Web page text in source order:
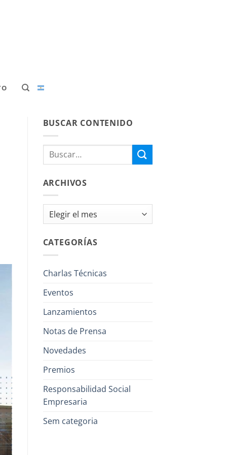
BUSCAR CONTENIDO
ARCHIVOS
Archivos
CATEGORÍAS
Charlas Técnicas
Eventos
Lanzamientos
Notas de Prensa
Novedades
Premios
Responsabilidad Social
Empresaria
Sem categoria